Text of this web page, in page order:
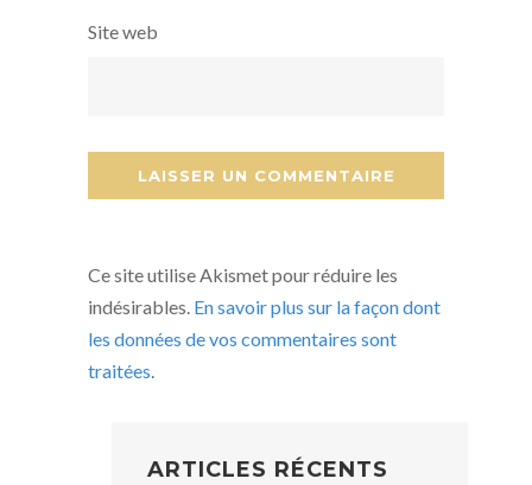
Site web
Ce site utilise Akismet pour réduire les
indésirables. En savoir plus sur la façon dont
les données de vos commentaires sont
traitées.
ARTICLES RÉCENTS